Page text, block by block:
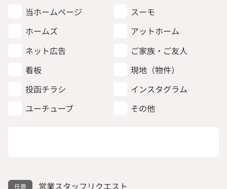
当ホームページ
スーモ
ホームズ
アットホーム
ネット広告
ご家族・ご友人
看板
現地（物件）
投函チラシ
インスタグラム
ユーチューブ
その他
営業スタッフリクエスト